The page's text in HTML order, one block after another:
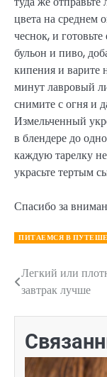
цвета на среднем
чеснок, и
бульон и пиво,
кипения и варите
минут лавровый
снимите с огня и
Измельченный
в блендере до
каждую тарелку
украсьте тертым
Спасибо за
ПИТАЕМСЯ В
Навигация
Легкий или
завтрак лучше